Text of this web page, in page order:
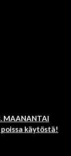
MAANANTAI
käytöstä!